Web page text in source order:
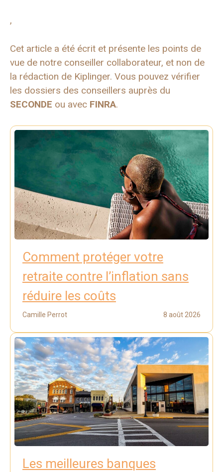
,
Cet article a été écrit et présente les points de
vue de notre conseiller collaborateur, et non de
la rédaction de Kiplinger. Vous pouvez vérifier
les dossiers des conseillers auprès du
SECONDE ou avec FINRA.
Comment protéger votre
retraite contre l’inflation sans
réduire les coûts
Camille Perrot 8 août 2026
Les meilleures banques